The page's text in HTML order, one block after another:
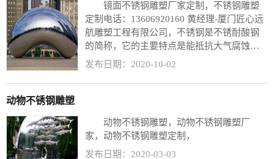
洁，且抗风能力强，经久耐用，成为现代城
市雕塑的主流。
镜面不锈钢雕塑厂家定制，不锈钢雕塑
定制电话：13606920160 黄经理-厦门匠心远
航雕塑工程有限公司，不锈钢是不锈耐酸钢
的简称，它的主要特点是能抵抗大气腐蚀，
具有很好的成型性、相容性和强韧性等特
及装饰等行业。其特点有着接近镜面的光亮
创作中。
发布日期：2020-10-02
动物不锈钢雕塑
动物不锈钢雕塑，动物不锈钢雕塑厂
家，动物不锈钢雕塑定制，
发布日期：2020-03-03